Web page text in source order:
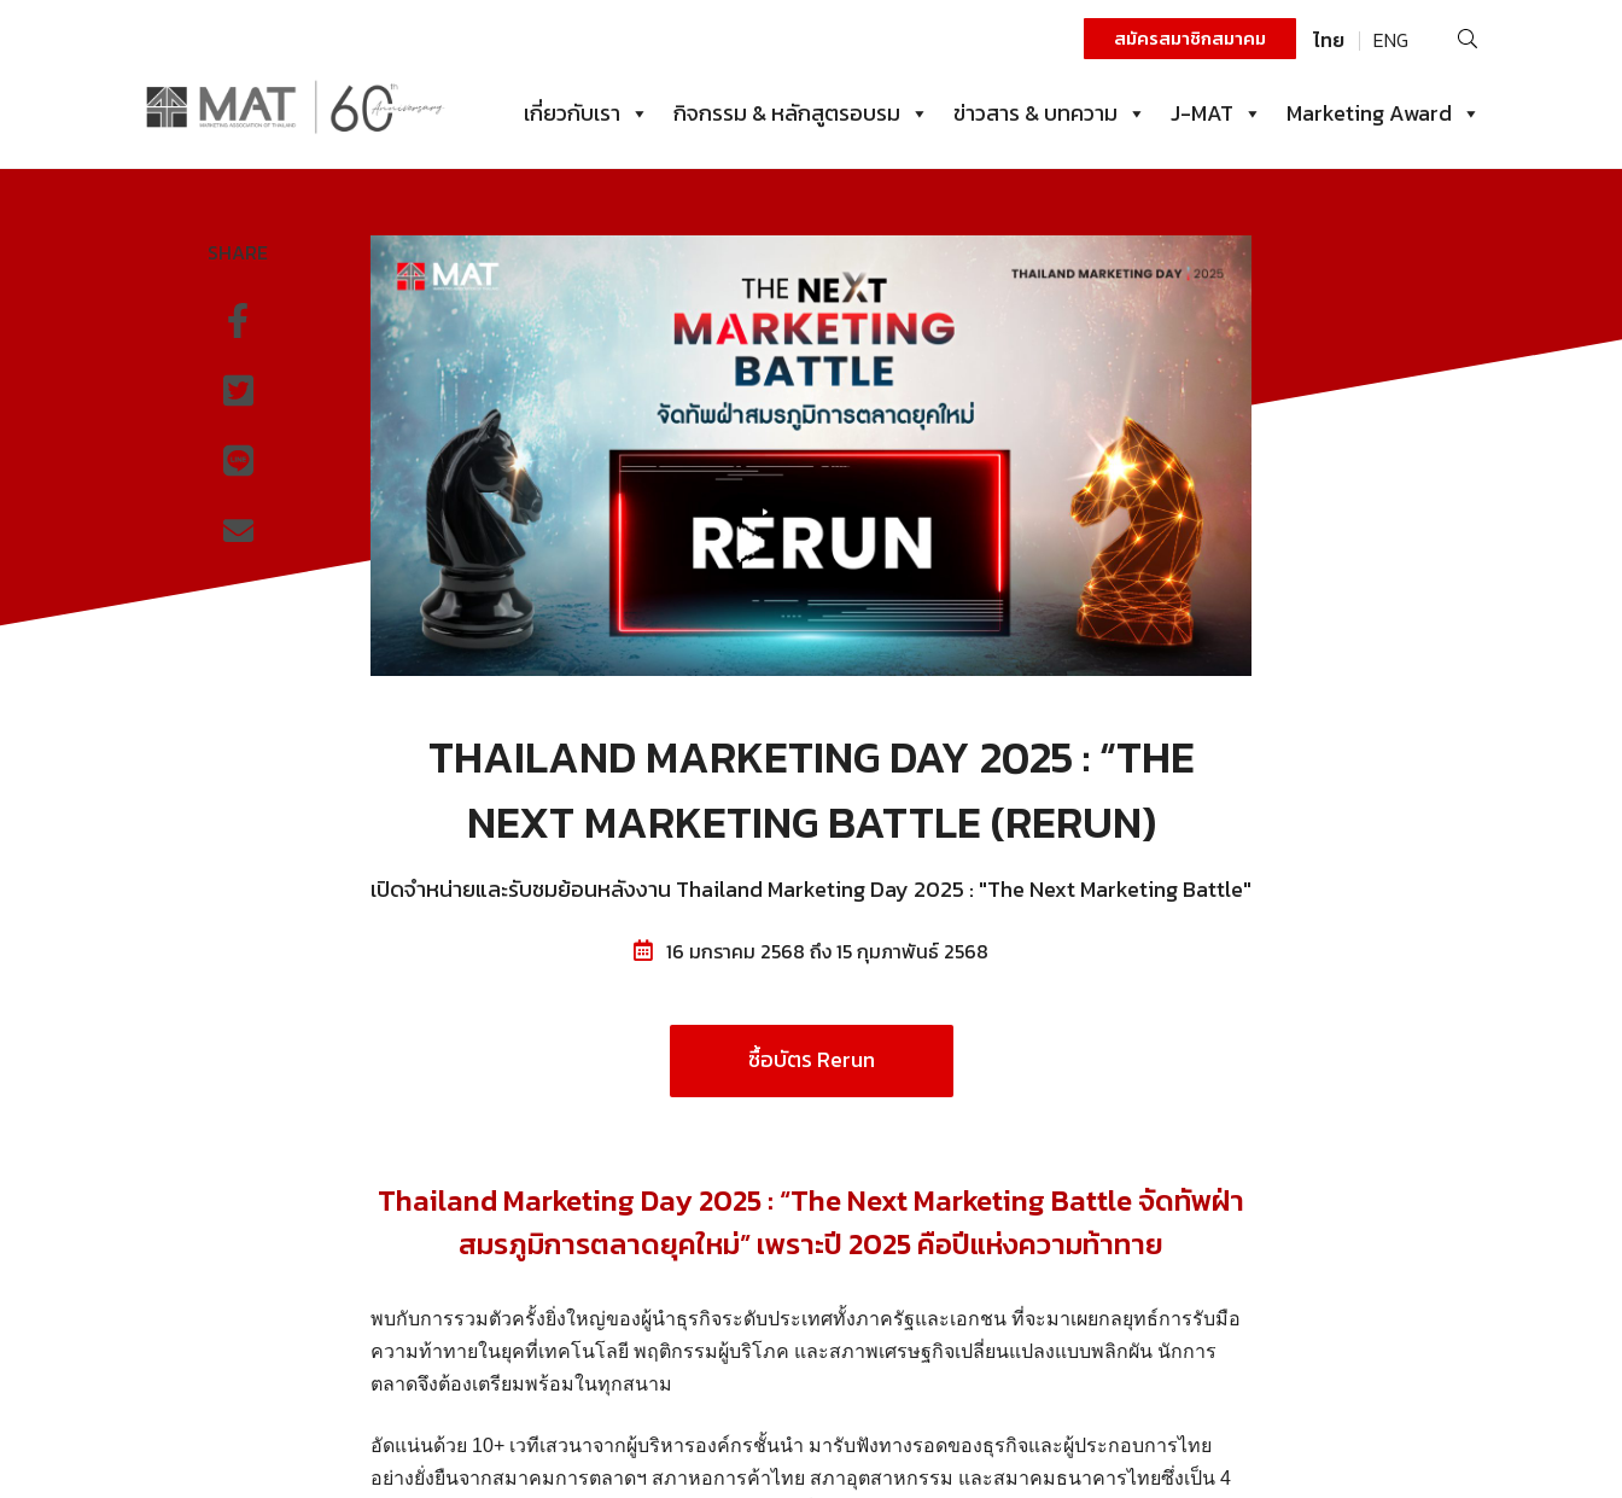
สมัครสมาชิกสมาคม ไทย ENG
ค้นหา
เกี่ยวกับเรา
กิจกรรม & หลักสูตรอบรม ข่าวสาร & บทความ J-MAT Marketing Award
SHARE
THAILAND MARKETING DAY 2025 : “THE
NEXT MARKETING BATTLE (RERUN)
เปิดจำหน่ายและรับชมย้อนหลังงาน Thailand Marketing Day 2025 : "The Next Marketing Battle"
16 มกราคม 2568 ถึง 15 กุมภาพันธ์ 2568
ซื้อบัตร Rerun
Thailand Marketing Day 2025 : “The Next Marketing Battle จัดทัพฝ่า
สมรภูมิการตลาดยุคใหม่”เพราะปี 2025 คือปีแห่งความท้าทาย
พบกับการรวมตัวครั้งยิ่งใหญ่ของผู้นำธุรกิจระดับประเทศทั้งภาครัฐและเอกชน ที่จะมาเผยกลยุทธ์การรับมือ
ความท้าทายในยุคที่เทคโนโลยี พฤติกรรมผู้บริโภค และสภาพเศรษฐกิจเปลี่ยนแปลงแบบพลิกผัน นักการ
ตลาดจึงต้องเตรียมพร้อมในทุกสนาม
อัดแน่นด้วย 10+ เวทีเสวนาจากผู้บริหารองค์กรชั้นนำ มารับฟังทางรอดของธุรกิจและผู้ประกอบการไทย
อย่างยั่งยืนจากสมาคมการตลาดฯ สภาหอการค้าไทย สภาอุตสาหกรรม และสมาคมธนาคารไทยซึ่งเป็น 4